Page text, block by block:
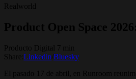
Realworld
Product Open Space
Producto Digital 7 min
Share: Linkedin Bluesky
El pasado 17 de abril, en Runroom